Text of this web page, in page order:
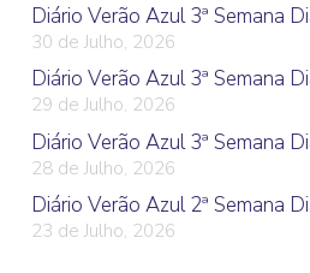
Diário Verão Azul 3ª Semana
30 de Julho, 2026
Diário Verão Azul 3ª Semana
29 de Julho, 2026
Diário Verão Azul 3ª Semana
28 de Julho, 2026
Diário Verão Azul 2ª Semana
23 de Julho, 2026